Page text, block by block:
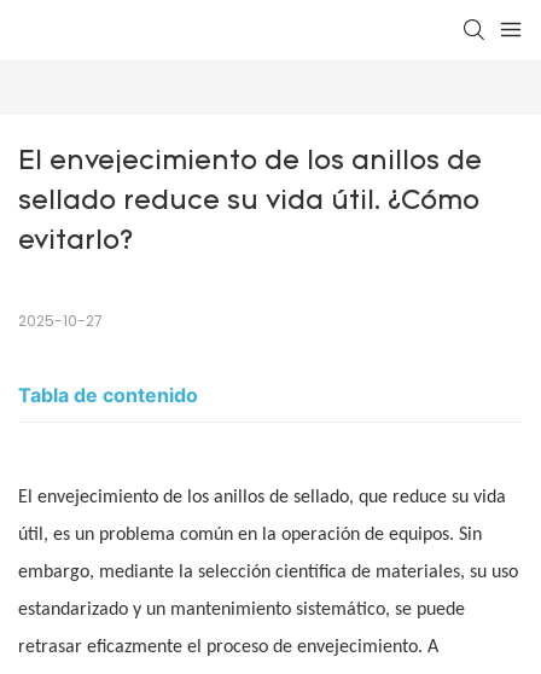
El envejecimiento de los anillos de
sellado reduce su vida útil. ¿Cómo
evitarlo?
2025-10-27
Tabla de contenido
El envejecimiento de los anillos de sellado, que reduce su vida
útil, es un problema común en la operación de equipos. Sin
embargo, mediante la selección científica de materiales, su uso
estandarizado y un mantenimiento sistemático, se puede
retrasar eficazmente el proceso de envejecimiento. A